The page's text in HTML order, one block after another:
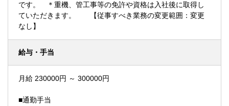
です。 ＊重機、管工事等の免許や資格は入社後に取得し
ていただきます。 【従事すべき業務の変更範囲：変更
なし】
給与・手当
月給 230000円 ～ 300000円
■通勤手当